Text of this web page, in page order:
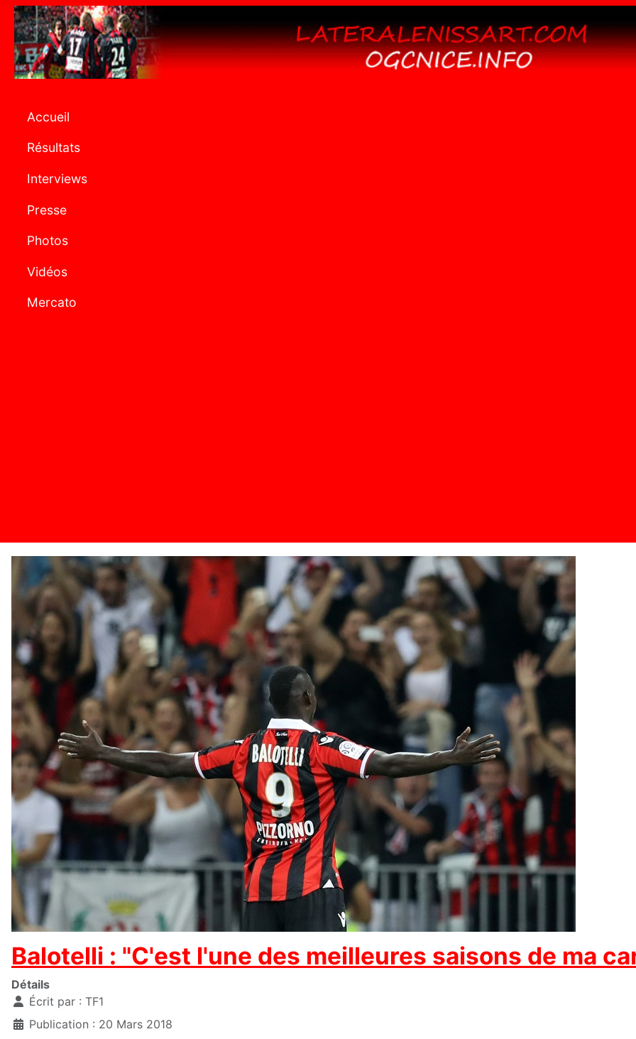
Accueil
Résultats
Interviews
Presse
Photos
Vidéos
Mercato
Balotelli : "C'est l'une des meilleures saisons de ma
Détails
Écrit par : TF1
Publication : 20 Mars 2018